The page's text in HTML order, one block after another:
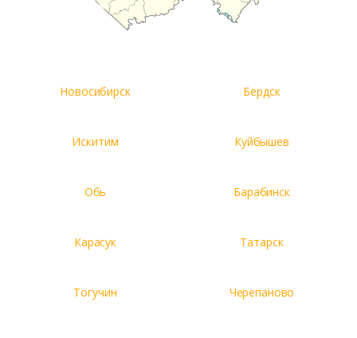
Новосибирск Бердск
Искитим Куйбышев
Обь Барабинск
Карасук Татарск
Тогучин Черепаново